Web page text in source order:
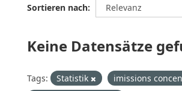
Sortieren nach
Keine Datensätze
Tags: Statistik
imissions